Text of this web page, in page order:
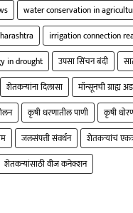
water conservation in
irrigation connection
in drought
उपसा सिंचन बंदी
शेतकऱ्यांना दिलासा
मॉन्सूनची ग्राह्य
कृषी धरणातील पाणी
कृषी
जलसंपत्ती संवर्धन
शेतकऱ्यांचं
शेतकऱ्यांसाठी वीज कनेक्शन